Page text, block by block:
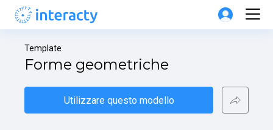
Template
Forme geometriche
Utilizzare questo modello